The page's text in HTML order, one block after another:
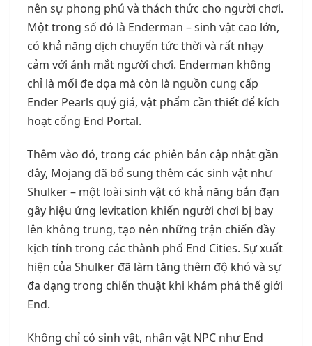
nên sự phong phú và thách thức cho người chơi.
Một trong số đó là Enderman – sinh vật cao lớn,
có khả năng dịch chuyển tức thời và rất nhạy
cảm với ánh mắt người chơi. Enderman không
chỉ là mối đe dọa mà còn là nguồn cung cấp
Ender Pearls quý giá, vật phẩm cần thiết để kích
hoạt cổng End Portal.
Thêm vào đó, trong các phiên bản cập nhật gần
đây, Mojang đã bổ sung thêm các sinh vật như
Shulker – một loài sinh vật có khả năng bắn đạn
gây hiệu ứng levitation khiến người chơi bị bay
lên không trung, tạo nên những trận chiến đầy
kịch tính trong các thành phố End Cities. Sự xuất
hiện của Shulker đã làm tăng thêm độ khó và sự
đa dạng trong chiến thuật khi khám phá thế giới
End.
Không chỉ có sinh vật, nhân vật NPC như End